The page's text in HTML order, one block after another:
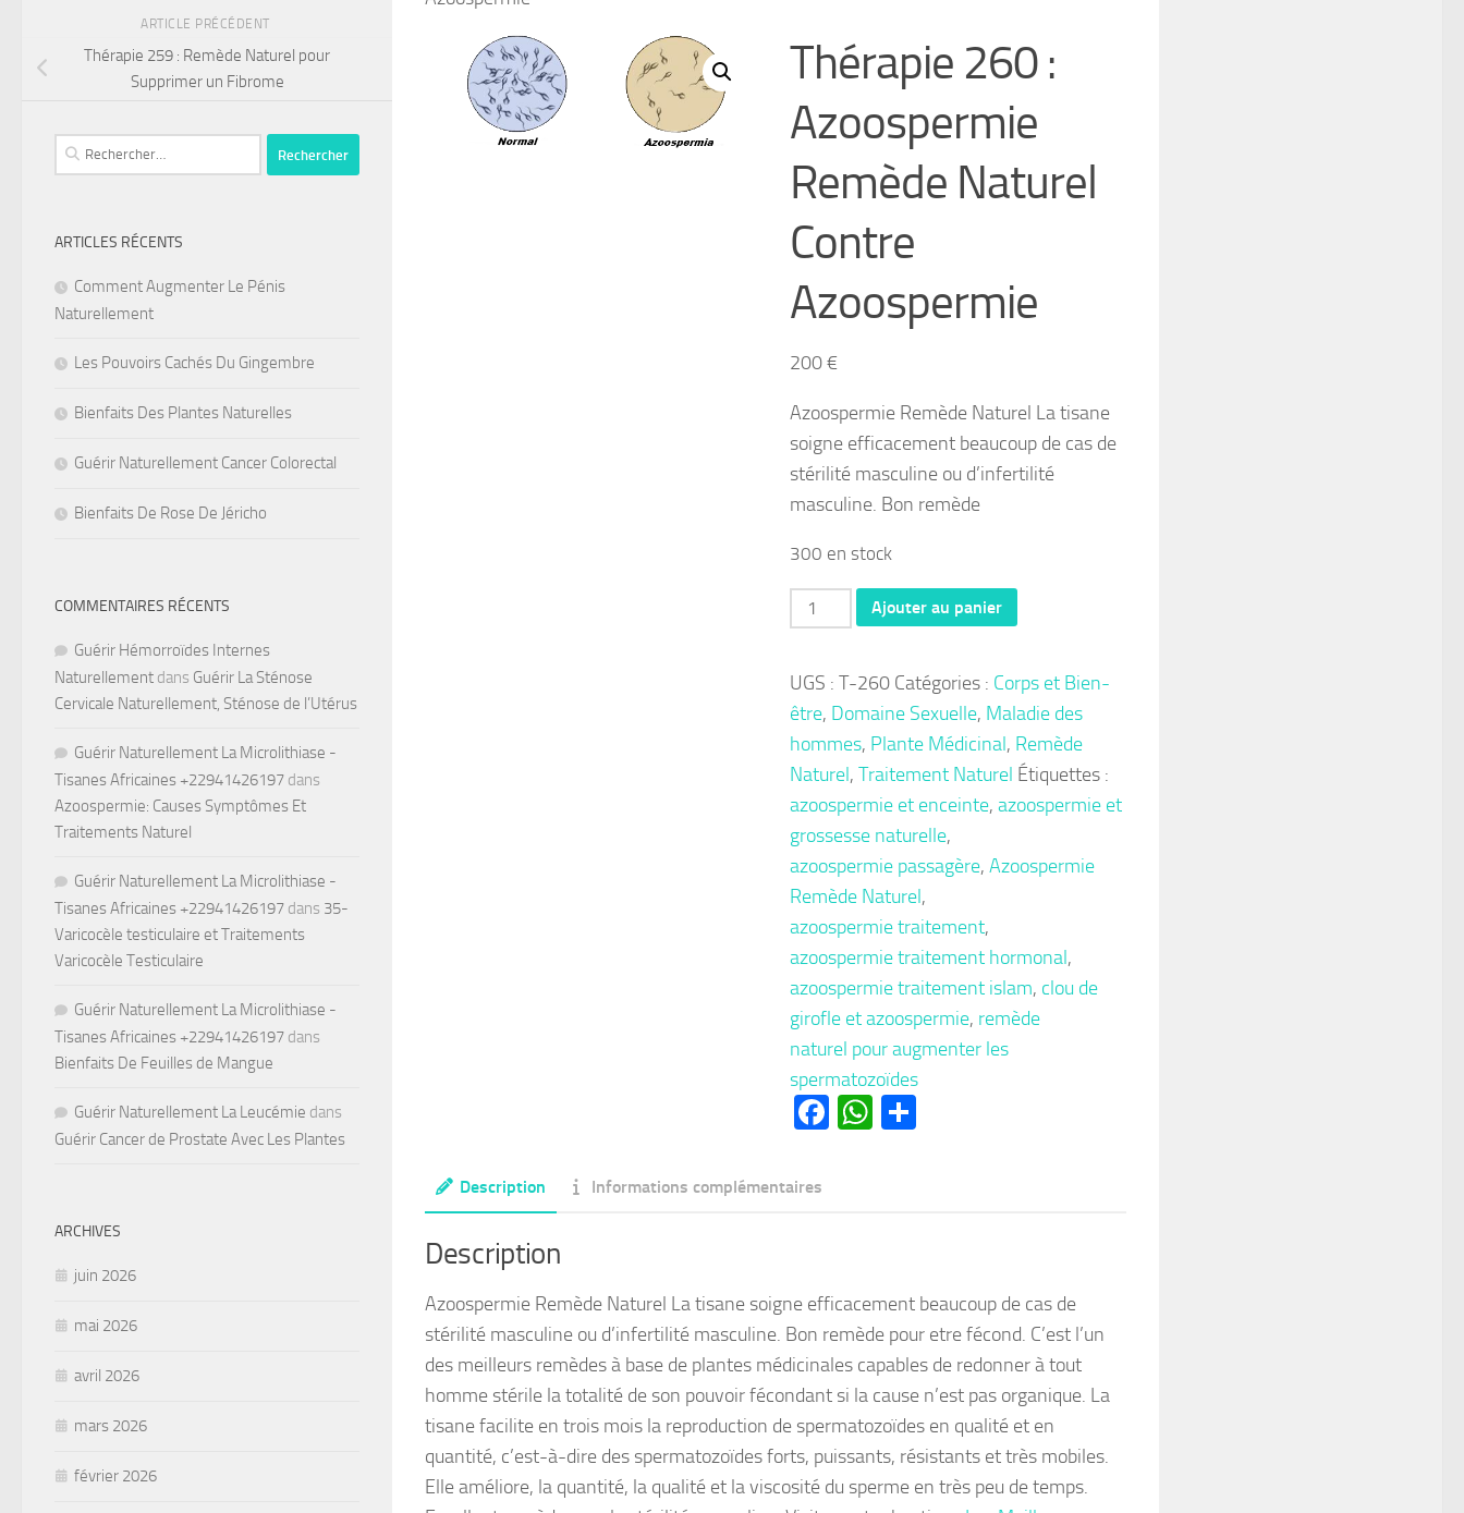
Thérapie 260 :
Azoospermie
Remède Naturel
Contre
Azoospermie
200€
Azoospermie Remède Naturel La tisane
soigne efficacement beaucoup de cas de
stérilité masculine ou d’infertilité
masculine. Bon remède
300 en stock
quantité
de
260
:
Azoospermie
Remède
Naturel
Contre
Azoospermie
Ajouter au panier
UGS : T-260 Catégories : Corps et Bien-
être, Domaine Sexuelle, Maladie des
hommes, Plante Médicinal, Remède
Naturel, Traitement Naturel Étiquettes :
azoospermie et enceinte, azoospermie et
grossesse naturelle,
azoospermie passagère, Azoospermie
Remède Naturel,
azoospermie traitement,
azoospermie traitement hormonal,
azoospermie traitement islam, clou de
girofle et azoospermie, remède
naturel pour augmenter les
spermatozoïdes
Facebook
WhatsApp
Partager
Description Informations complémentaires
Description
Azoospermie Remède Naturel La tisane soigne efficacement beaucoup de cas de
stérilité masculine ou d’infertilité masculine. Bon remède pour etre fécond. C’est l’un
des meilleurs remèdes à base de plantes médicinales capables de redonner à tout
homme stérile la totalité de son pouvoir fécondant si la cause n’est pas organique. La
tisane facilite en trois mois la reproduction de spermatozoïdes en qualité et en
quantité, c’est-à-dire des spermatozoïdes forts, puissants, résistants et très mobiles.
Elle améliore, la quantité, la qualité et la viscosité du sperme en très peu de temps.
ARTICLE PRÉCÉDENT
Thérapie 259 : Remède Naturel pour
Supprimer un Fibrome
Rechercher :
ARTICLES RÉCENTS
Comment Augmenter Le Pénis
Naturellement
Les Pouvoirs Cachés Du Gingembre
Bienfaits Des Plantes Naturelles
Guérir Naturellement Cancer Colorectal
Bienfaits De Rose De Jéricho
COMMENTAIRES RÉCENTS
Guérir Hémorroïdes Internes
Naturellement dans Guérir La Sténose
Cervicale Naturellement, Sténose de l’Utérus
Guérir Naturellement La Microlithiase -
Tisanes Africaines +22941426197 dans
Azoospermie: Causes Symptômes Et
Traitements Naturel
Guérir Naturellement La Microlithiase -
Tisanes Africaines +22941426197 dans 35-
Varicocèle testiculaire et Traitements
Varicocèle Testiculaire
Guérir Naturellement La Microlithiase -
Tisanes Africaines +22941426197 dans
Bienfaits De Feuilles de Mangue
Guérir Naturellement La Leucémie dans
Guérir Cancer de Prostate Avec Les Plantes
ARCHIVES
juin 2026
mai 2026
avril 2026
mars 2026
février 2026